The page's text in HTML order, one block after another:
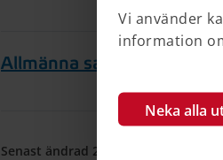
Vi använder
information
Neka alla
Allmänna samlingslokaler
Senast ändrad 27 maj 2026